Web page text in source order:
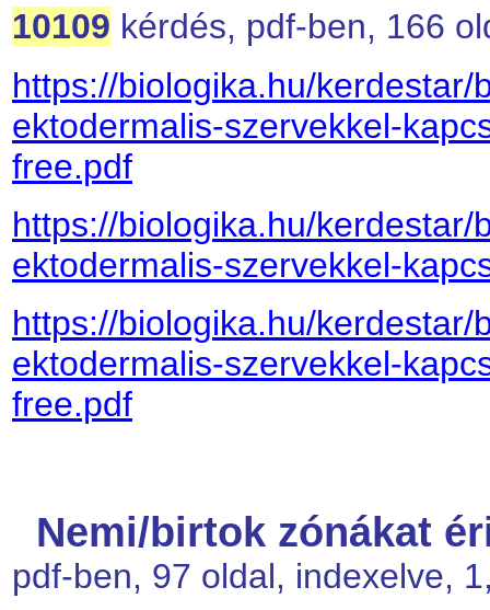
10109 kérdés, pdf-ben, 166
https://biologika.hu/
ektodermalis-szervekkel-
free.pdf
https://biologika.hu/
ektodermalis-szervekkel-
https://biologika.hu/
ektodermalis-szervekkel-
free.pdf
Nemi/birtok zónákat
pdf-ben, 97 oldal, indexelve,